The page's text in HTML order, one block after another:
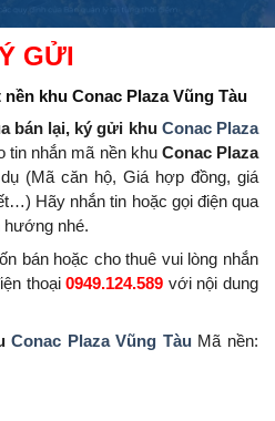
GỬI
nềnkhu Conac Plaza Vũng Tàu
bán lại, ký gửi khu Conac Plaza
tin nhắn mã nền khu Conac Plaza
(Mã căn hộ, Giá hợp đồng, giá
Hãy nhắn tin hoặc gọi điện qua
hướng nhé.
bán hoặc cho thuê vui lòng nhắn
thoại0949.124.589 với nội dung
Conac Plaza Vũng TàuMã nền: